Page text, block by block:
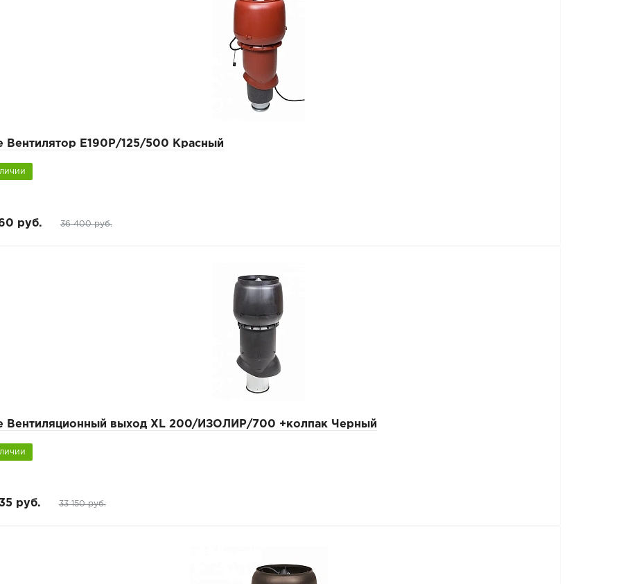
Вентилятор Е190Р/125/500 Красный
руб. 36 400 руб.
Вентиляционный выход XL 200/ИЗОЛИР/700 +колпак Черный
руб. 33 150 руб.